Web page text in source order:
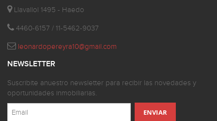
Llavallol 1495 - Haedo
4460-6157 / 11-5462-9037
leonardopereyra10@gmail.com
NEWSLETTER
Suscribite anuestro newsletter para recibir las novedades y
oportunidades inmobiliarias.